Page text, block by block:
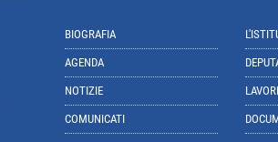
BIOGRAFIA
AGENDA
NOTIZIE
COMUNICATI
LAVORI